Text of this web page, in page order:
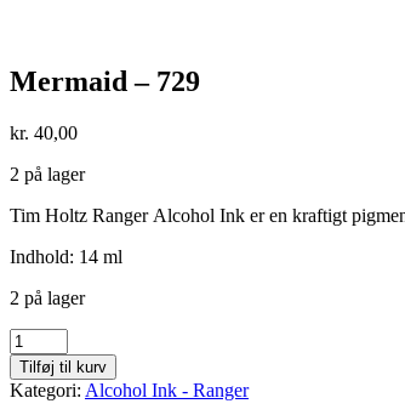
Mermaid – 729
kr. 40,00
2 på lager
Tim Holtz Ranger Alcohol Ink er en kraftigt
Indhold: 14 ml
2 på lager
Mermaid
-
729
antal
Tilføj til kurv
Kategori: Alcohol Ink - Ranger